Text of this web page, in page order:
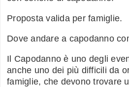
Proposta valida per famiglie.
Dove andare a capodanno
Il Capodanno è uno degli
anche uno dei più difficili da
famiglie, che devono trovare